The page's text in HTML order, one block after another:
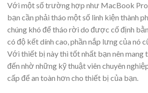
Với một số trường hợp như MacBook
bạn cần phải tháo một số linh kiện thành
chúng khó để tháo rời do được cố định
có độ kết dính cao, phần nắp lưng của nó
Với thiết bị này thì tốt nhất bạn nên mang
đến nhờ những kỹ thuật viên chuyên
cấp để an toàn hơn cho thiết bị của bạn.